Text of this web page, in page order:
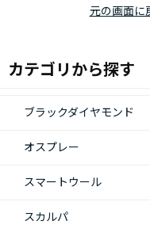
元の画面に
カテゴリから探す
ブラックダイヤモンド
オスプレー
スマートウール
スカルパ